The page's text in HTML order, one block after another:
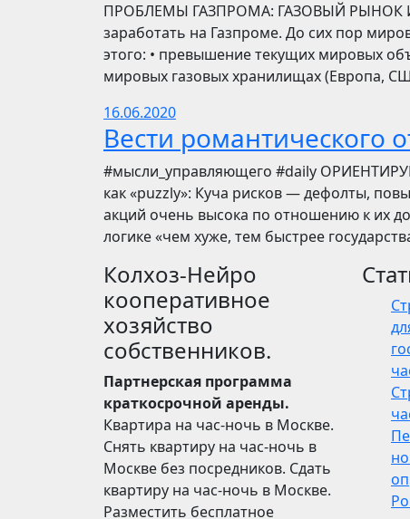
ПРОБЛЕМЫ ГАЗПРОМА: ГАЗОВЫЙ РЫНОК
заработать на Газпроме. До сих пор
этого: • превышение текущих мировых
мировых газовых хранилищах (Европа,
16.06.2020
Вести романтического
​​#мысли_управляющего #daily
как «puzzly»: Куча рисков — дефолты,
акций очень высока по отношению к их
логике «чем хуже, тем быстрее
Колхоз-Нейро
кооперативное
хозяйство
собственников.
Партнерская программа
краткосрочной аренды.
Квартира на час-ночь в Москве.
Снять квартиру на час-ночь в
Москве без посредников. Сдать
квартиру на час-ночь в Москве.
Разместить бесплатное